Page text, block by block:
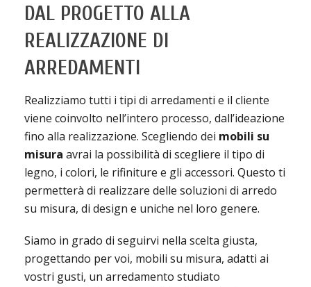
DAL PROGETTO ALLA
REALIZZAZIONE DI
ARREDAMENTI
Realizziamo tutti i tipi di arredamenti e il cliente
viene coinvolto nell’intero processo, dall’ideazione
fino alla realizzazione. Scegliendo dei mobili su
misura avrai la possibilità di scegliere il tipo di
legno, i colori, le rifiniture e gli accessori. Questo ti
permetterà di realizzare delle soluzioni di arredo
su misura, di design e uniche nel loro genere.
Siamo in grado di seguirvi nella scelta giusta,
progettando per voi, mobili su misura, adatti ai
vostri gusti, un arredamento studiato